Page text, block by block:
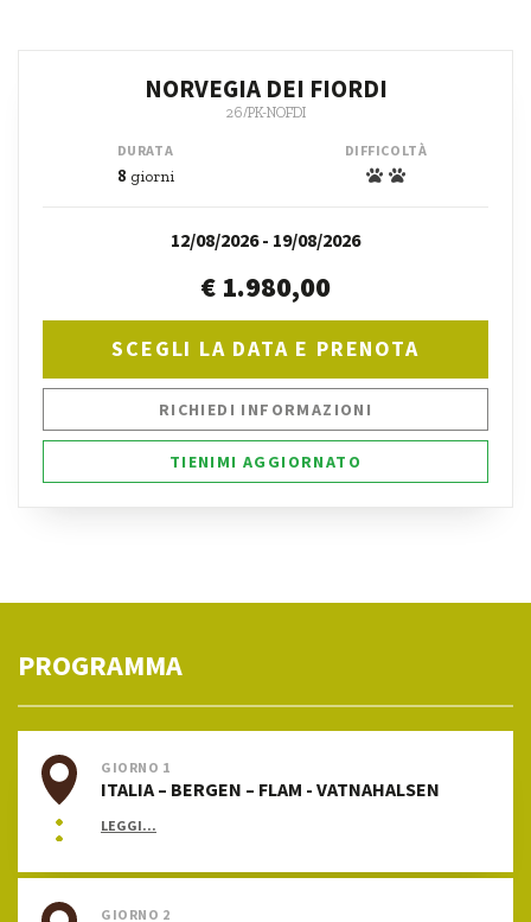
NORVEGIA DEI FIORDI
26/PK-NOFDI
DURATA
8 giorni
DIFFICOLTÀ
12/08/2026 - 19/08/2026
€ 1.980,00
SCEGLI LA DATA E PRENOTA
RICHIEDI INFORMAZIONI
TIENIMI AGGIORNATO
PROGRAMMA
GIORNO 1
ITALIA – BERGEN – FLAM - VATNAHALSEN
LEGGI...
GIORNO 2